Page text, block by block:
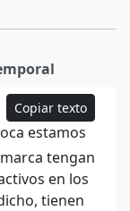
Copiar texto
estamos
tengan
en los
tienen